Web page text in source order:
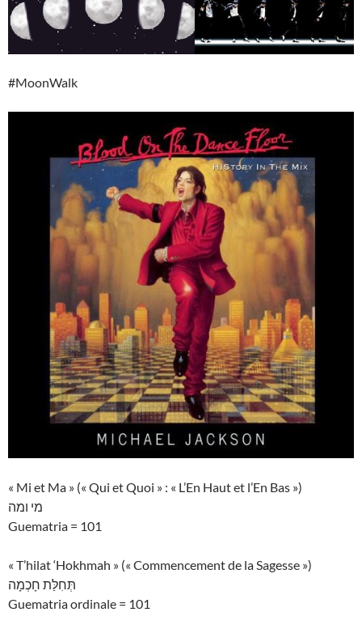
#MoonWalk
« Mi et Ma » (« Qui et Quoi » : « L’En Haut et l’En Bas »)
מי ומה
Guematria = 101
« T’hilat ‘Hokhmah » (« Commencement de la Sagesse »)
תְּחִלַּת חָכְמָה
Guematria ordinale = 101